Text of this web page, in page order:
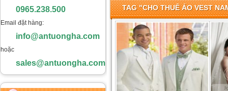
0965.238.500
Email đặt hàng:
info@antuongha.com
hoặc
sales@antuongha.com
TAG "CHO THUÊ ÁO VEST